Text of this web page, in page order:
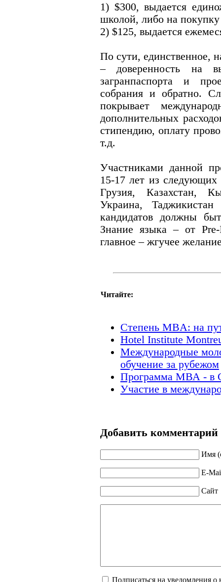
1) $300, выдается
школой, либо на
2) $125, выдается
По сути, единственное,
– доверенность на
загранпаспорта и
собрания и обратно.
покрывает
дополнительных
стипендию, оплату
т.д.
Участниками данной
15-17 лет из
Грузия, Казахстан,
Украина,
кандидатов должны
Знание языка – от
главное – жгучее
Читайте:
Степень MBA: на
Hotel Institute
Международные
обучение за рубежом
Программа МВА - в
Участие в
Добавить комментарий
Имя
E-
Сайт
Подписаться на уведомления